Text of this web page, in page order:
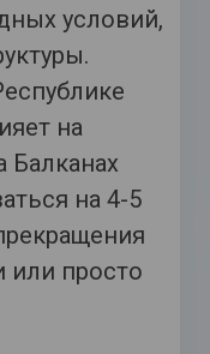
условий,
на
Балканах
на 4-5
или просто